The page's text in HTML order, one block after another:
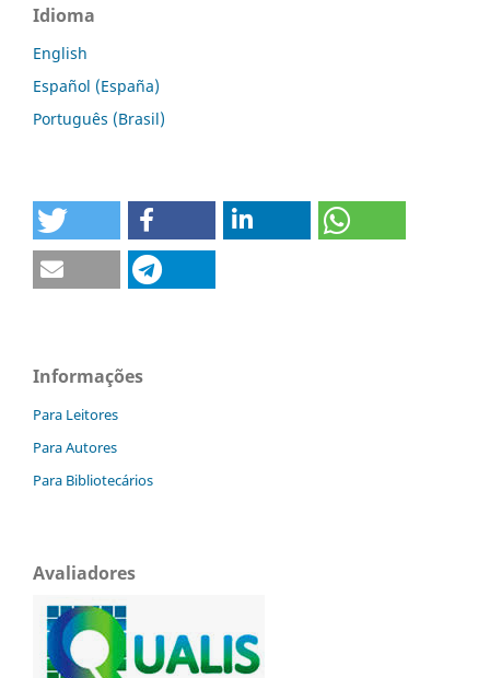
Idioma
English
Español (España)
Português (Brasil)
Informações
Para Leitores
Para Autores
Para Bibliotecários
Avaliadores